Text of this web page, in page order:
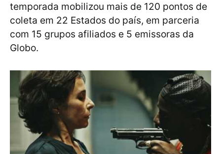
temporada mobilizou mais de 120 pontos de
coleta em 22 Estados do país, em parceria
com 15 grupos afiliados e 5 emissoras da
Globo.